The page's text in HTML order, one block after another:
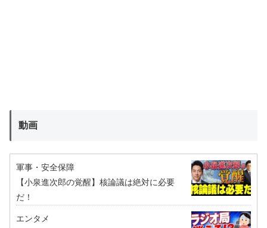
動画
軍事・安全保障
【小泉進次郎の覚醒】核論議は絶対に必要
だ！
エンタメ